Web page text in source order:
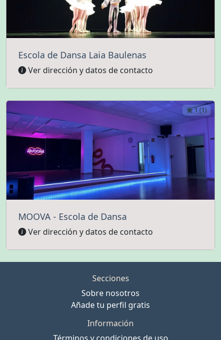
Escola de Dansa Laia Baulenas
Ver dirección y datos de contacto
1 (1)
MOOVA - Escola de Dansa
Ver dirección y datos de contacto
Secciones
Sobre nosotros
Añade tu perfil gratis
Información